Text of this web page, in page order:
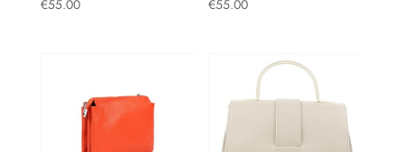
€55.00 €55.00